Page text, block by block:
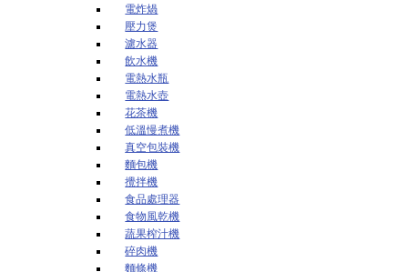
電炸煱
壓力煲
濾水器
飲水機
電熱水瓶
電熱水壺
花茶機
低溫慢煮機
真空包裝機
麵包機
攪拌機
食品處理器
食物風乾機
蔬果榨汁機
碎肉機
麵條機